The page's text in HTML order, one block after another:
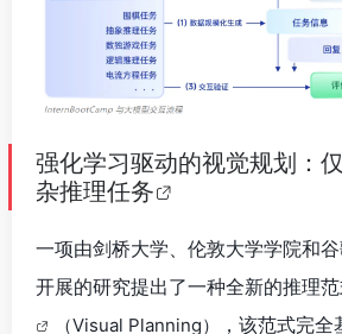
强化学习驱动的视觉规划：
杂推理任务
一项由剑桥大学、伦敦大学学院和
开展的研究提出了一种全新的推理
（Visual Planning）
，该范式完